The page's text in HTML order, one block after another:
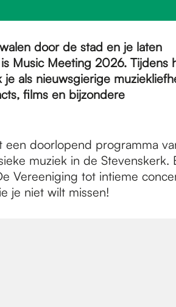
door de stad en je laten
Music Meeting 2026. Tijdens
als nieuwsgierige
films en bijzondere
doorlopend programma
muziek in de Stevenskerk.
Vereeniging tot intieme
je niet wilt missen!